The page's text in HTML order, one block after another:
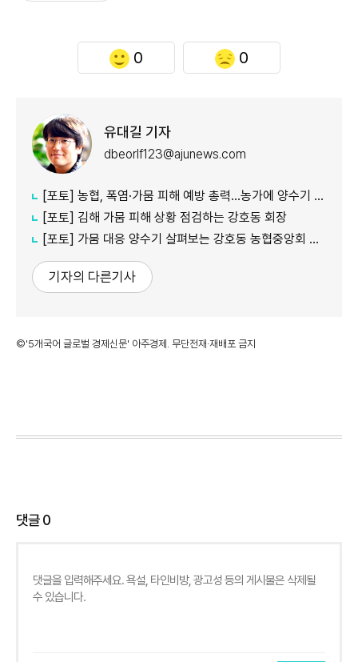
0 0
유대길 기자
dbeorlf123@ajunews.com
[포토] 농협, 폭염·가뭄 피해 예방 총력…농가에 양수기 지원
[포토] 김해 가뭄 피해 상황 점검하는 강호동 회장
[포토] 가뭄 대응 양수기 살펴보는 강호동 농협중앙회 회장
기자의 다른기사
©'5개국어 글로벌 경제신문' 아주경제. 무단전재·재배포 금지
댓글0